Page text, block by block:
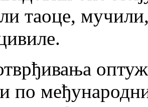
таоце,
по